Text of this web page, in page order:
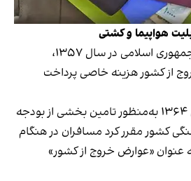
هواپیما و کشتی
تا پیش از روی کار آمدن جمهوری اسلامی در سال ۱۳۵۷،
از کشور هزینه خاصی پرداخت
جمهوری اسلامی در سال ۱۳۶۴ به‌منظور تامین بخشی از بودجه
کشور مقرر کرد مسافران در هنگام
عنوان «عوارض خروج از کشور»